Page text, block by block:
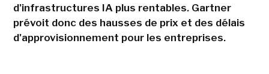
d'infrastructures IA plus rentables. Gartner
prévoit donc des hausses de prix et des délais
d'approvisionnement pour les entreprises.